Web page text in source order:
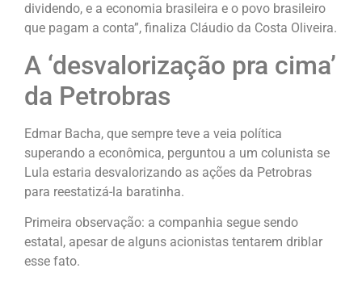
dividendo, e a economia brasileira e o povo brasileiro
que pagam a conta”, finaliza Cláudio da Costa Oliveira.
A ‘desvalorização pra cima’
da Petrobras
Edmar Bacha, que sempre teve a veia política
superando a econômica, perguntou a um colunista se
Lula estaria desvalorizando as ações da Petrobras
para reestatizá-la baratinha.
Primeira observação: a companhia segue sendo
estatal, apesar de alguns acionistas tentarem driblar
esse fato.